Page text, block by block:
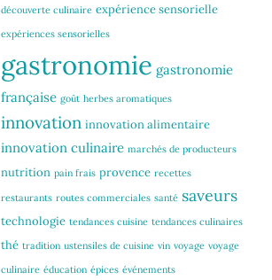
découverte culinaire expérience sensorielle
expériences sensorielles
gastronomie gastronomie
française goût herbes aromatiques
innovation innovation alimentaire
innovation culinaire marchés de producteurs
nutrition pain frais provence recettes
restaurants routes commerciales santé saveurs
technologie tendances cuisine tendances culinaires
thé tradition ustensiles de cuisine vin voyage voyage
culinaire éducation épices événements